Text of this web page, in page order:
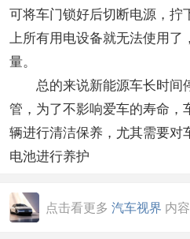
可将车门锁好后切断电源，拧
上所有用电设备就无法使用了
量。
总的来说新能源车长时间
管，为了不影响爱车的寿命，
辆进行清洁保养，尤其需要对
电池进行养护
点击看更多 汽车视界 内容